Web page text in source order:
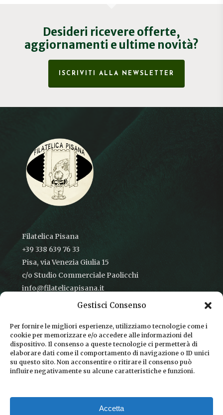
Gestisci Consenso
Per fornire le migliori esperienze, utilizziamo tecnologie come i
cookie per memorizzare e/o accedere alle informazioni del
dispositivo. Il consenso a queste tecnologie ci permetterà di
elaborare dati come il comportamento di navigazione o ID unici
su questo sito. Non acconsentire o ritirare il consenso può
influire negativamente su alcune caratteristiche e funzioni.
Accetta
Desideri ricevere offerte,
aggiornamenti e ultime novità?
ISCRIVITI ALLA NEWSLETTER
Filatelica Pisana
+39 338 639 76 33
Pisa, via Venezia Giulia 15
c/o Studio Commerciale Paolicchi
info@filatelicapisana.it
CONDIZIONI DI VENDITA
INFORMATIVA SULLA PRIVACY
COOKIE POLICY